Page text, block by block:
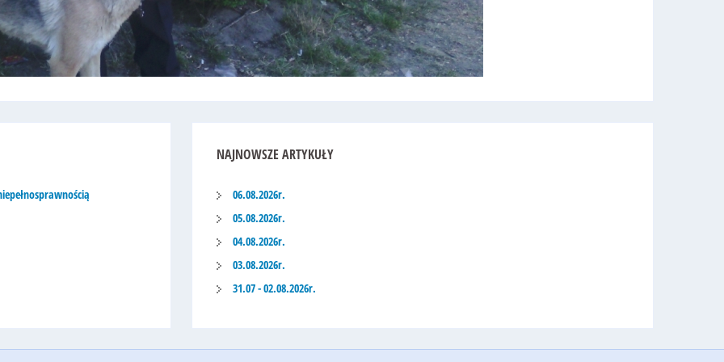
NAJNOWSZEARTYKUŁY
06.08.2026r.
05.08.2026r.
04.08.2026r.
03.08.2026r.
31.07 - 02.08.2026r.